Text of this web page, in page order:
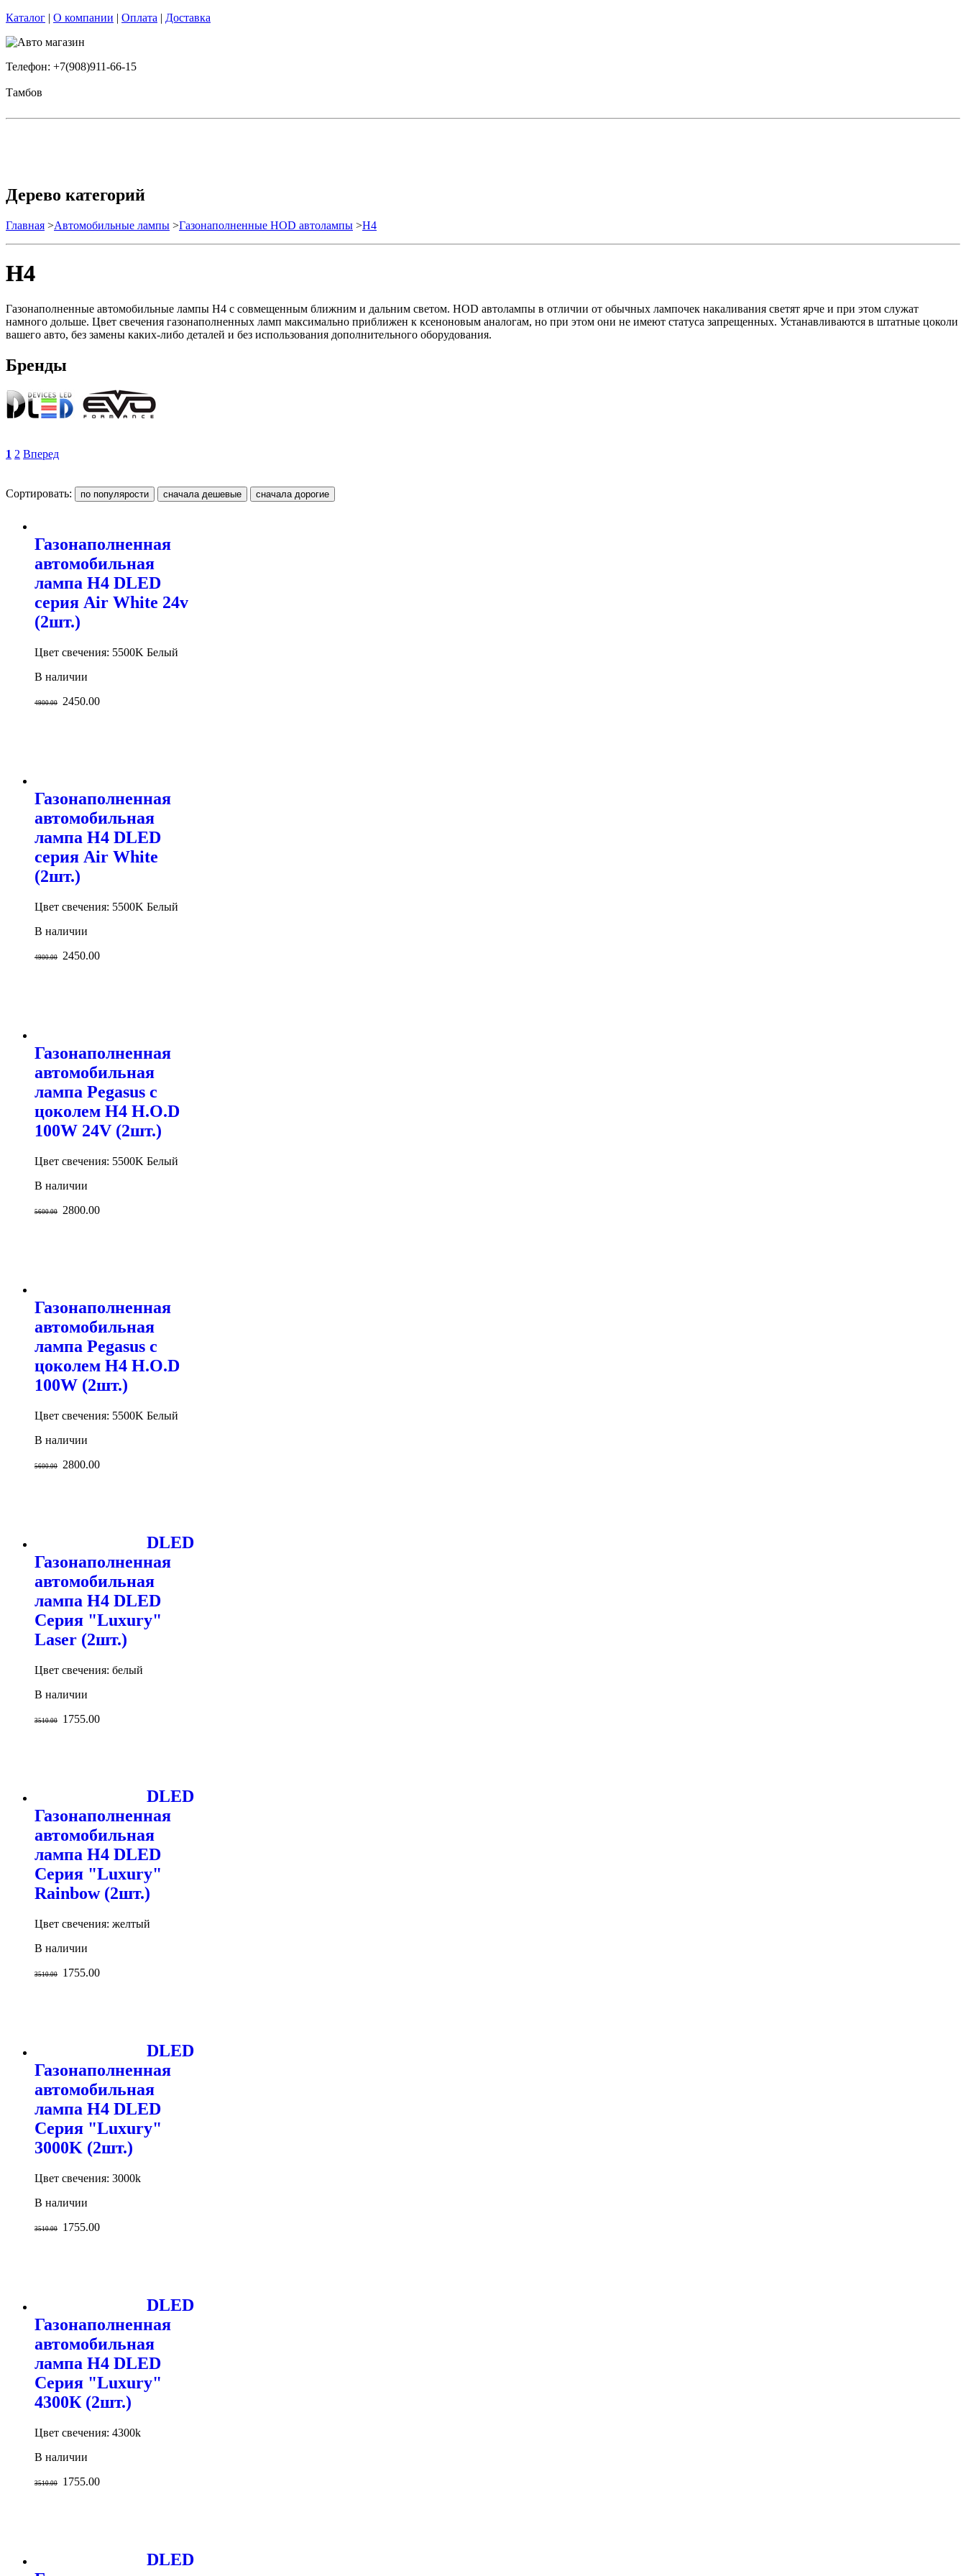
Каталог | О компании | Оплата | Доставка
Телефон: +7(908)911-66-15
Тамбов
Дерево категорий
Главная >Автомобильные лампы >Газонаполненные HOD автолампы >H4
H4
Газонаполненные автомобильные лампы H4 с совмещенным ближним и дальним светом. HOD автолампы в отличии от обычных лампочек накаливания светят ярче и при этом служат
намного дольше. Цвет свечения газонаполненных ламп максимально приближен к ксеноновым аналогам, но при этом они не имеют статуса запрещенных. Устанавливаются в штатные цоколи
вашего авто, без замены каких-либо деталей и без использования дополнительного оборудования.
Бренды
1 2 Вперед
Сортировать:
Газонаполненная
автомобильная
лампа H4 DLED
серия Air White 24v
(2шт.)
Цвет свечения: 5500K Белый
В наличии
4900.00 2450.00
Газонаполненная
автомобильная
лампа H4 DLED
серия Air White
(2шт.)
Цвет свечения: 5500K Белый
В наличии
4900.00 2450.00
Газонаполненная
автомобильная
лампа Pegasus с
цоколем H4 H.O.D
100W 24V (2шт.)
Цвет свечения: 5500K Белый
В наличии
5600.00 2800.00
Газонаполненная
автомобильная
лампа Pegasus с
цоколем H4 H.O.D
100W (2шт.)
Цвет свечения: 5500K Белый
В наличии
5600.00 2800.00
DLED
Газонаполненная
автомобильная
лампа H4 DLED
Серия "Luxury"
Laser (2шт.)
Цвет свечения: белый
В наличии
3510.00 1755.00
DLED
Газонаполненная
автомобильная
лампа H4 DLED
Серия "Luxury"
Rainbow (2шт.)
Цвет свечения: желтый
В наличии
3510.00 1755.00
DLED
Газонаполненная
автомобильная
лампа H4 DLED
Серия "Luxury"
3000K (2шт.)
Цвет свечения: 3000k
В наличии
3510.00 1755.00
DLED
Газонаполненная
автомобильная
лампа H4 DLED
Серия "Luxury"
4300К (2шт.)
Цвет свечения: 4300k
В наличии
3510.00 1755.00
DLED